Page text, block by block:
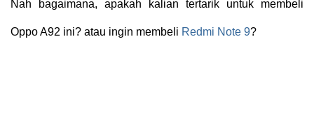
Nah bagaimana, apakah kalian tertarik untuk membeli
Oppo A92 ini? atau ingin membeli Redmi Note 9?